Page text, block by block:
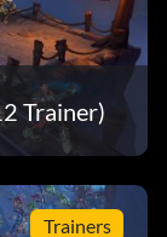
Trainer)
Trainers